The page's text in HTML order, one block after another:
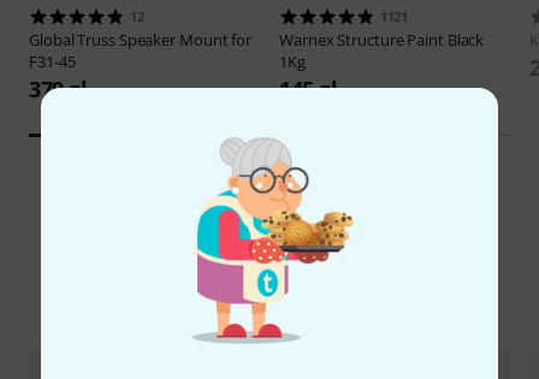
12
Global Truss Speaker Mount for
F31-45
379 zł
1121
Warnex Structure Paint Black
1Kg
145 zł
Porównaj opcje